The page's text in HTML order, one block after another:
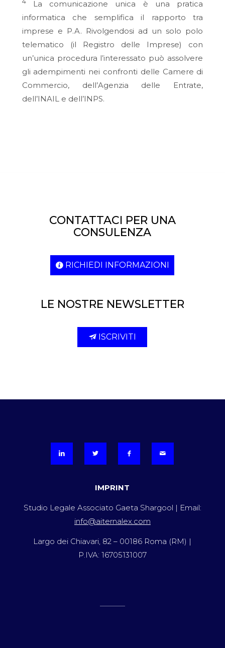
La comunicazione unica è una pratica
informatica che semplifica il rapporto tra
imprese e P.A. Rivolgendosi ad un solo polo
telematico (il Registro delle Imprese) con
un’unica procedura l’interessato può assolvere
gli adempimenti nei confronti delle Camere di
Commercio, dell’Agenzia delle Entrate,
dell’INAIL e dell’INPS.
CONTATTACI PER UNA
CONSULENZA
RICHIEDI INFORMAZIONI
LE NOSTRE NEWSLETTER
ISCRIVITI
IMPRINT
Studio Legale Associato Gaeta Shargool | Email:
info@aiternalex.com
Largo dei Chiavari, 82 – 00186 Roma (RM) |
P.IVA: 16705131007